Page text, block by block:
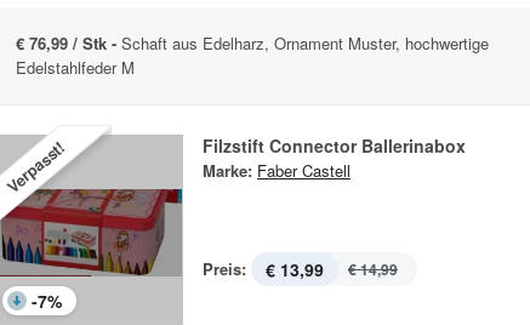
€ 76,99 / Stk - Schaft aus Edelharz, Ornament Muster, hochwertige
Edelstahlfeder M
Verpasst!
-7%
Filzstift Connector Ballerinabox
Marke: Faber Castell
Preis: € 13,99 € 14,99